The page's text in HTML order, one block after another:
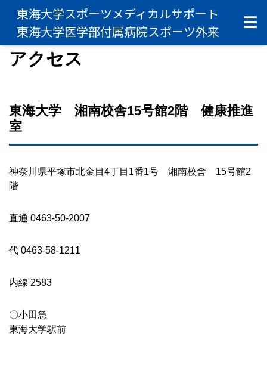
東海大学スポーツメディカルサポート
東海大学医学部付属病院スポーツ外来
☰
アクセス
東海大学 湘南校舎15号館2階 健康推進
室
神奈川県平塚市北金目4丁目1番1号 湘南校舎 15号館2
階
直通 0463-50-2007
代 0463-58-1211
内線 2583
〇小田急
東海大学駅前